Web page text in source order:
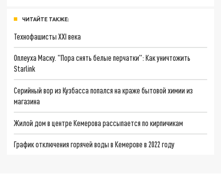
ЧИТАЙТЕ ТАКЖЕ:
Технофашисты XXI века
Оплеуха Маску. "Пора снять белые перчатки": Как уничтожить
Starlink
Серийный вор из Кузбасса попался на краже бытовой химии из
магазина
Жилой дом в центре Кемерова рассыпается по кирпичикам
График отключения горячей воды в Кемерове в 2022 году